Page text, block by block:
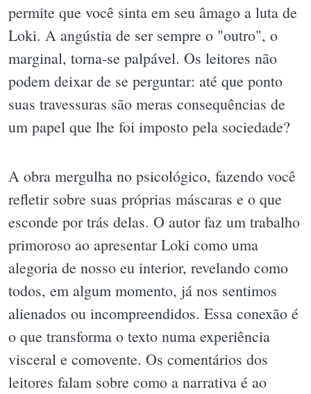
permite que você sinta em seu âmago a luta de
Loki. A angústia de ser sempre o "outro", o
marginal, torna-se palpável. Os leitores não
podem deixar de se perguntar: até que ponto
suas travessuras são meras consequências de
um papel que lhe foi imposto pela sociedade?
A obra mergulha no psicológico, fazendo você
refletir sobre suas próprias máscaras e o que
esconde por trás delas. O autor faz um trabalho
primoroso ao apresentar Loki como uma
alegoria de nosso eu interior, revelando como
todos, em algum momento, já nos sentimos
alienados ou incompreendidos. Essa conexão é
o que transforma o texto numa experiência
visceral e comovente. Os comentários dos
leitores falam sobre como a narrativa é ao